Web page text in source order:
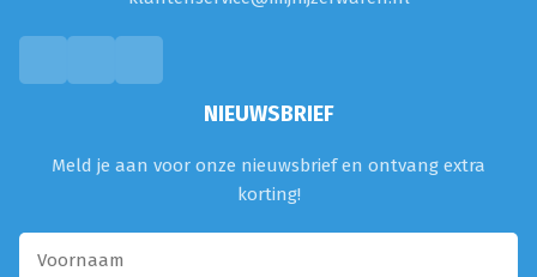
NIEUWSBRIEF
Meld je aan voor onze nieuwsbrief en ontvang extra
korting!